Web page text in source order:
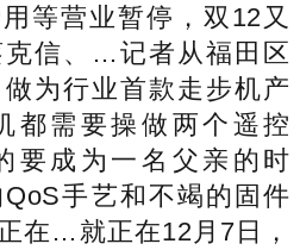
等营业暂停，双12又
信、…记者从福田区
为行业首款走步机产
都需要操做两个遥控
要成为一名父亲的时
手艺和不竭的固件
在…就正在12月7日，